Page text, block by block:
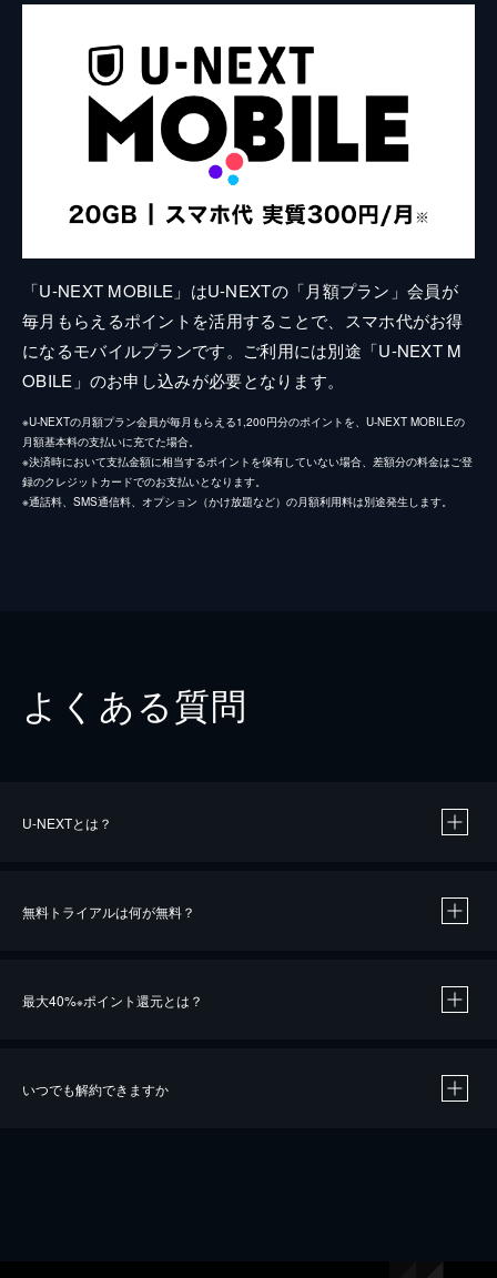
「U-NEXT MOBILE」はU-NEXTの「月額プラン」会員が
毎月もらえるポイントを活用することで、スマホ代がお得
になるモバイルプランです。ご利用には別途「U-NEXT M
OBILE」のお申し込みが必要となります。
※U-NEXTの月額プラン会員が毎月もらえる1,200円分のポイントを、U-NEXT MOBILEの
月額基本料の支払いに充てた場合。
※決済時において支払金額に相当するポイントを保有していない場合、差額分の料金はご登
録のクレジットカードでのお支払いとなります。
※通話料、SMS通信料、オプション（かけ放題など）の月額利用料は別途発生します。
よくある質問
U-NEXTとは？
無料トライアルは何が無料？
最大40%※ポイント還元とは？
いつでも解約できますか